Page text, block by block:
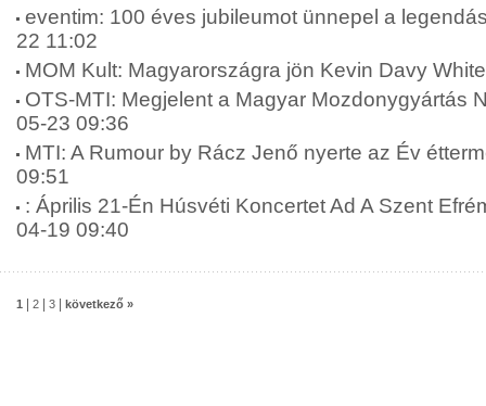
eventim: 100 éves jubileumot ünnepel a
22 11:02
MOM Kult: Magyarországra jön Kevin Davy
OTS-MTI: Megjelent a Magyar Mozdonygyártás
05-23 09:36
MTI: A Rumour by Rácz Jenő nyerte az Év
09:51
: Április 21-Én Húsvéti Koncertet Ad A Szent
04-19 09:40
1 2 3 következő »